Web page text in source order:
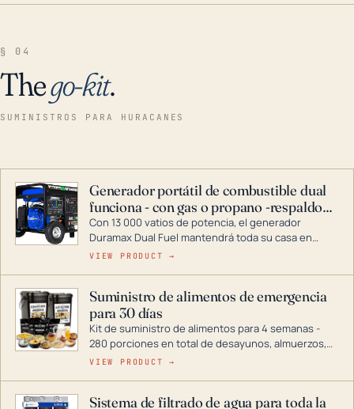
§ 04
Thego-kit.
SUMINISTROS PARA HURACANES
Generador portátil de combustible dual
funciona - con gas o propano -respaldo
para el hogar
Con 13 000 vatios de potencia, el generador
Duramax Dual Fuel mantendrá toda su casa en
funcionamiento durante una tormenta o un corte
combustible dual, con una gama completa que
abarca desde inversores digitales hasta
generadores que pueden alimentar toda su casa.
VIEW PRODUCT →
Suministro de alimentos de emergencia
para 30 días
Kit de suministro de alimentos para 4 semanas -
280 porciones en total de desayunos, almuerzos,
cenas y postres. Se puede almacenar durante
VIEW PRODUCT →
Sistema de filtrado de agua para toda la